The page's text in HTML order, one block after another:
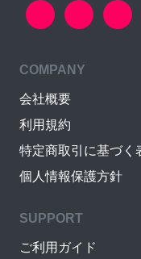
COMPANY
会社概要
利用規約
特定商取引に基づく
個人情報保護方針
SUPPORT
ご利用ガイド